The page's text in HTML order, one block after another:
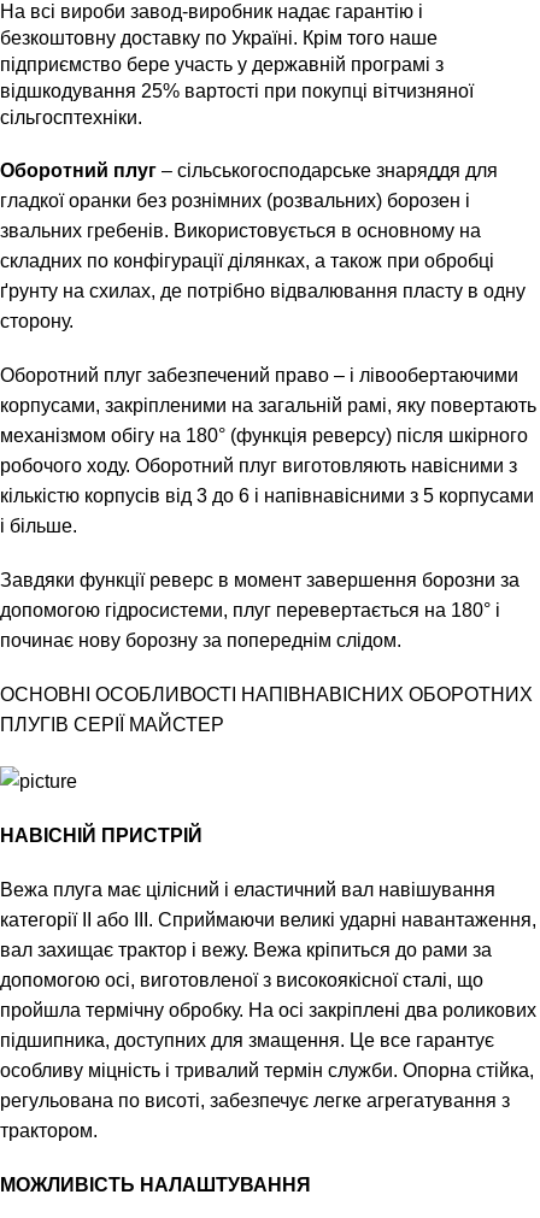
На всі вироби завод-виробник надає гарантію і
безкоштовну доставку по Україні. Крім того наше
підприємство бере участь у державній програмі з
відшкодування 25% вартості при покупці вітчизняної
сільгосптехніки.
Оборотний плуг – сільськогосподарське знаряддя для
гладкої оранки без рознімних (розвальних) борозен і
звальних гребенів. Використовується в основному на
складних по конфігурації ділянках, а також при обробці
ґрунту на схилах, де потрібно відвалювання пласту в одну
сторону.
Оборотний плуг забезпечений право – і лівообертаючими
корпусами, закріпленими на загальній рамі, яку повертають
механізмом обігу на 180° (функція реверсу) після шкірного
робочого ходу. Оборотний плуг виготовляють навісними з
кількістю корпусів від 3 до 6 і напівнавісними з 5 корпусами
і більше.
Завдяки функції реверс в момент завершення борозни за
допомогою гідросистеми, плуг перевертається на 180° і
починає нову борозну за попереднім слідом.
ОСНОВНІ ОСОБЛИВОСТІ НАПІВНАВІСНИХ ОБОРОТНИХ
ПЛУГІВ СЕРІЇ МАЙСТЕР
НАВІСНІЙ ПРИСТРІЙ
Вежа плуга має цілісний і еластичний вал навішування
категорії II або III. Сприймаючи великі ударні навантаження,
вал захищає трактор і вежу. Вежа кріпиться до рами за
допомогою осі, виготовленої з високоякісної сталі, що
пройшла термічну обробку. На осі закріплені два роликових
підшипника, доступних для змащення. Це все гарантує
особливу міцність і тривалий термін служби. Опорна стійка,
регульована по висоті, забезпечує легке агрегатування з
трактором.
МОЖЛИВІСТЬ НАЛАШТУВАННЯ